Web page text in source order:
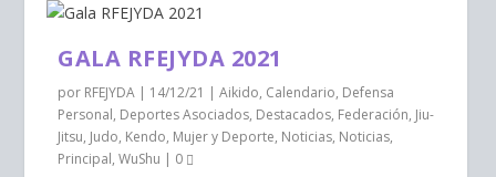
GALA RFEJYDA 2021
por RFEJYDA | 14/12/21 |Aikido, Calendario, Defensa
Personal, Deportes Asociados, Destacados, Federación, Jiu-
Jitsu, Judo, Kendo, Mujer y Deporte, Noticias, Noticias,
Principal,WuShu | 0